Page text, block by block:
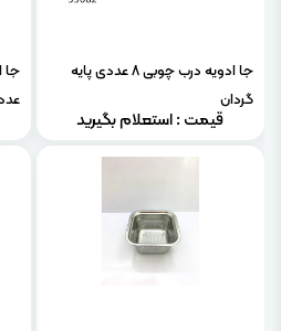
جا ادویه درب چوبی 8 عددی پایه
گردان
قیمت : استعلام بگیرید